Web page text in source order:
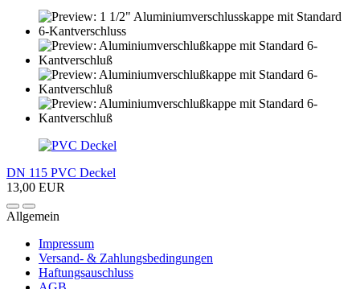
DN 115 PVC Deckel
13,00 EUR
Allgemein
Impressum
Versand- & Zahlungsbedingungen
Haftungsauschluss